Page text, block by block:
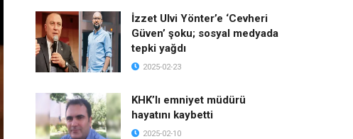
İzzet Ulvi Yönter’e ‘Cevheri
Güven’ şoku; sosyal medyada
tepki yağdı
2025-02-23
KHK’lı emniyet müdürü
hayatını kaybetti
2025-02-10